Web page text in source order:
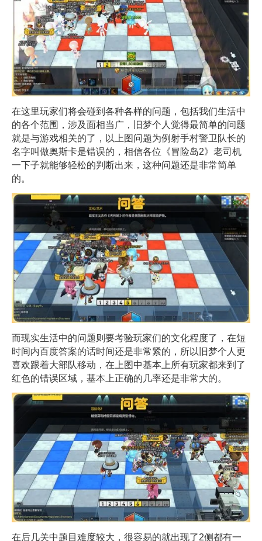
在这里玩家们将会碰到各种各样的问题，包括我们生活中
的各个范围，涉及面相当广，旧梦个人觉得最简单的问题
就是与游戏相关的了，以上图问题为例射手村警卫队长的
名字叫做奥斯卡是错误的，相信各位《冒险岛2》老司机
一下子就能够轻松的判断出来，这种问题还是非常简单
的。
而现实生活中的问题则要考验玩家们的文化程度了，在短
时间内百度答案的话时间还是非常紧的，所以旧梦个人更
喜欢跟着大部队移动，在上图中基本上所有玩家都来到了
红色的错误区域，基本上正确的几率还是非常大的。
在后几关中题目难度较大，很容易的就出现了2侧都有一